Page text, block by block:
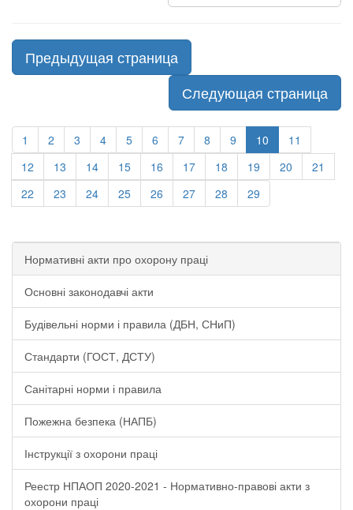
Предыдущая страница
Следующая страница
1 2 3 4 5 6 7 8 9 10
11
12
13 14 15 16 17 18 19 20
21
22
23 24 25 26 27 28 29
Нормативні акти про охорону праці
Основні законодавчі акти
Будівельні норми і правила (ДБН, СНиП)
Стандарти (ГОСТ, ДСТУ)
Санітарні норми і правила
Пожежна безпека (НАПБ)
Інструкції з охорони праці
Реестр НПАОП 2020-2021 - Нормативно-правові акти з
охорони праці